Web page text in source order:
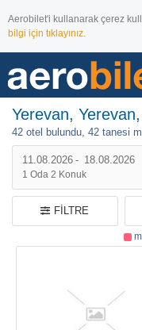
Aerobilet'i kullanarak çerez
bilgi için tıklayınız.
11.08.2026 - 18.08.2026
1 Oda 2 Konuk
Yerevan,
42 otel bulundu, 42 tanesi
FILTRE